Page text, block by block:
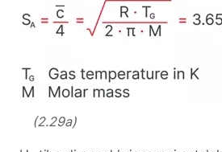
(2.29a)